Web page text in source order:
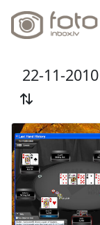
22-11-2010